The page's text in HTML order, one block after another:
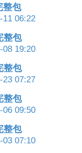
整包
11 06:22
整包
08 19:20
整包
23 07:27
整包
06 09:50
整包
03 07:10